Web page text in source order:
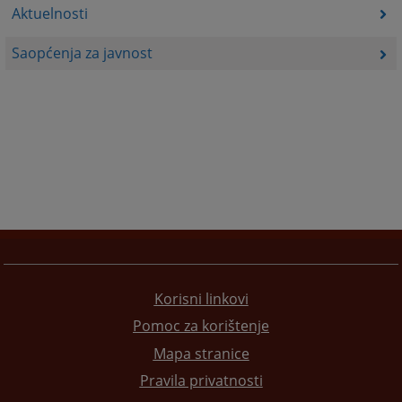
Aktuelnosti
Saopćenja za javnost
Korisni linkovi
Pomoc za korištenje
Mapa stranice
Pravila privatnosti